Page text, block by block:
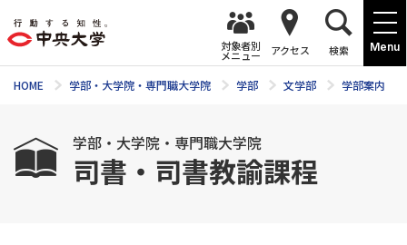
Menu
対象者別
メニュー アクセス 検索
HOME 学部・大学院・専門職大学院 学部 文学部 学部案内
学部・大学院・専門職大学院
司書・司書教諭課程